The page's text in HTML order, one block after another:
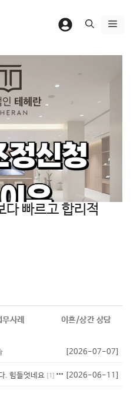
메
다 빠르고 합리적
무사례 이혼/상간 상담
[2026-07-07]
. 힘들엇네요 [1 ] - 퍼플
[2026-06-11]